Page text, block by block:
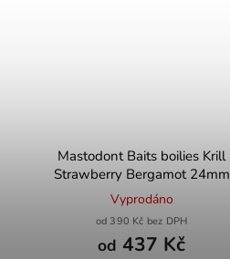
Mastodont Baits boilies Krill
Strawberry Bergamot 24mm
Vyprodáno
od 390 Kč bez DPH
od 437 Kč